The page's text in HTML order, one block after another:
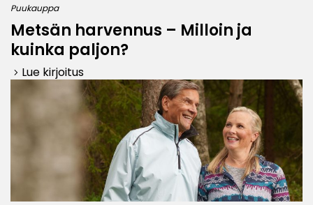
Puukauppa
Metsän harvennus – Milloin ja
kuinka paljon?
keyboard_arrow_right Lue kirjoitus